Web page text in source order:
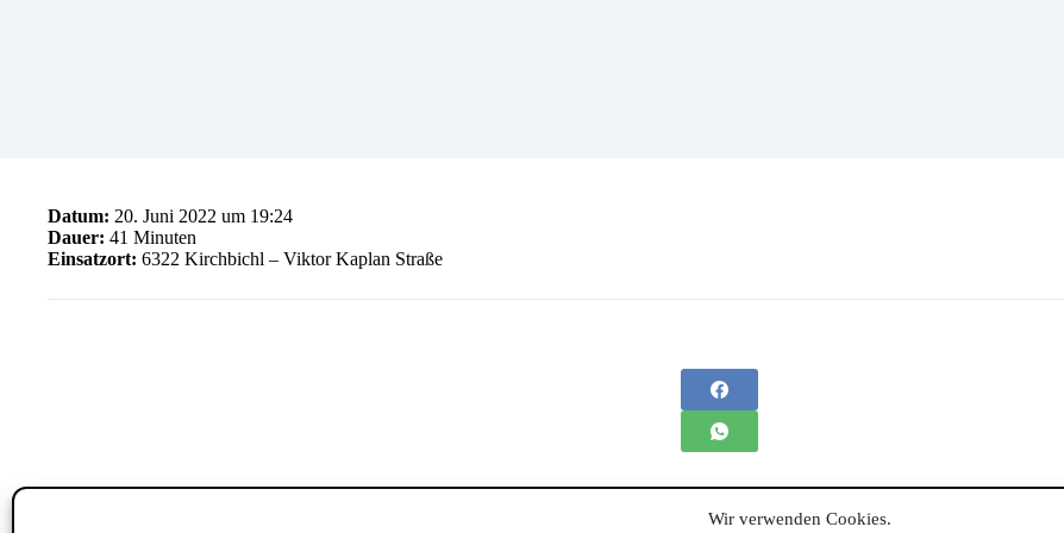
Wir verwenden Cookies.
Datum: 20. Juni 2022 um 19:24
Dauer: 41 Minuten
Einsatzort: 6322 Kirchbichl – Viktor Kaplan Straße